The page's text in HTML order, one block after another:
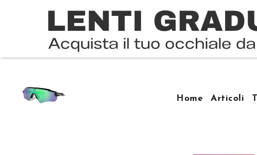
contenuto
Home Articoli